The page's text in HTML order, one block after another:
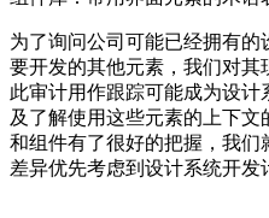
为了询问公司可能已经拥有
要开发的其他元素，我们对其
此审计用作跟踪可能成为设
及了解使用这些元素的上下
和组件有了很好的把握，我
差异优先考虑到设计系统开发